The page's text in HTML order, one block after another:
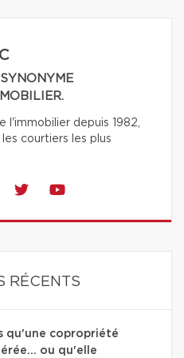
l'immobilier depuis 1982,
courtiers les plus
RÉCENTS
qu'une copropriété
ou qu'elle